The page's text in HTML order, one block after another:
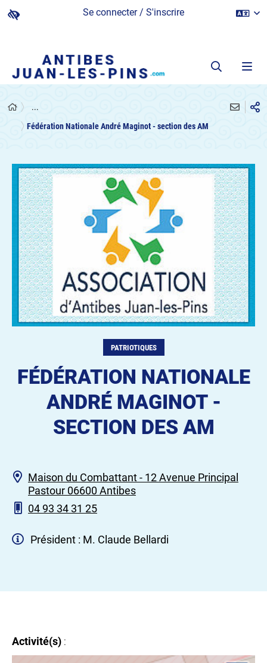
Se connecter / S'inscrire
...
Fédération Nationale André Maginot - section des AM
PATRIOTIQUES
FÉDÉRATION NATIONALE
ANDRÉ MAGINOT -
SECTION DES AM
Maison du Combattant - 12 Avenue Principal
Pastour 06600 Antibes
04 93 34 31 25
Président : M. Claude Bellardi
Activité(s) :